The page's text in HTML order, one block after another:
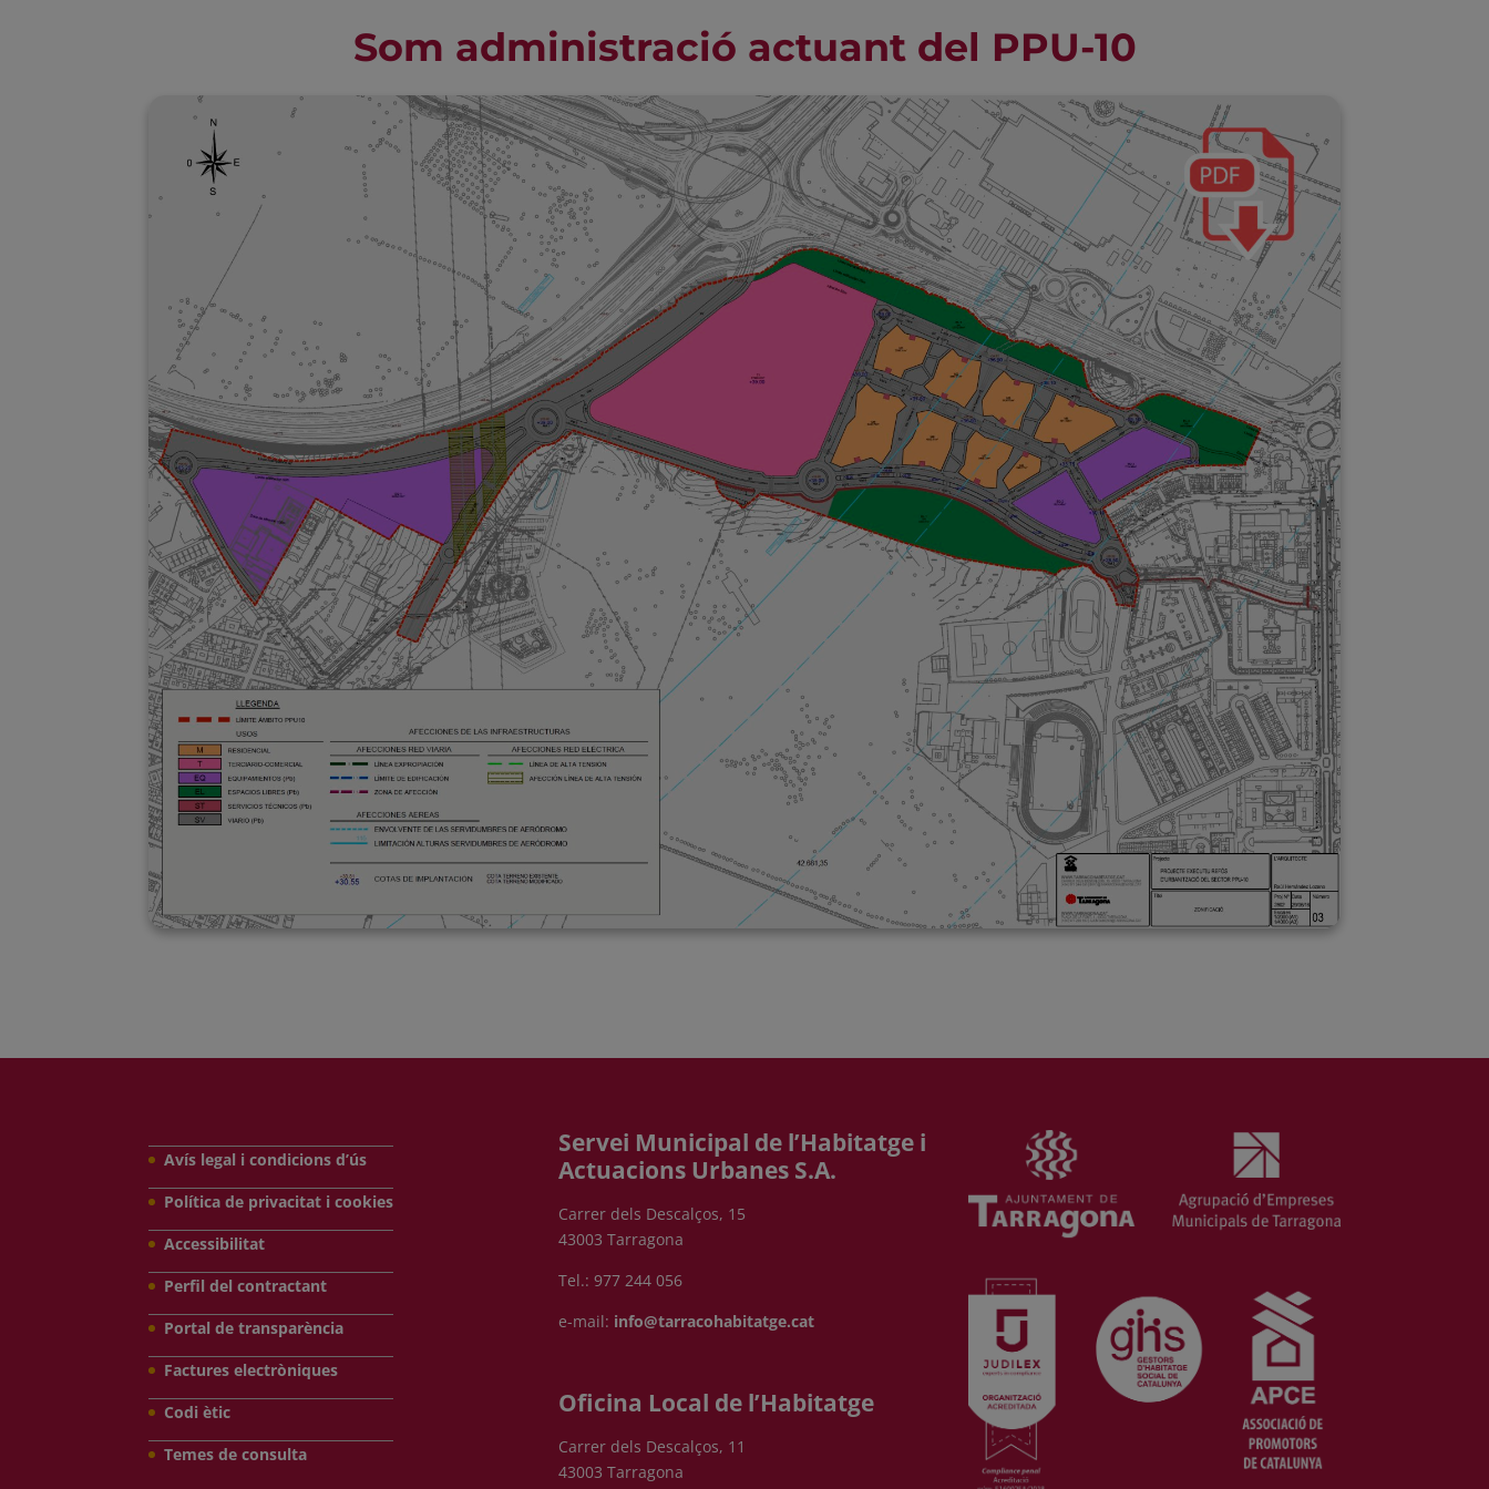
Som administració actuant del PPU-10
Avís legal i condicions d’ús
Política de privacitat i cookies
Accessibilitat
Perfil del contractant
Portal de transparència
Factures electròniques
Codi ètic
Temes de consulta
Servei Municipal de l’Habitatge i
Actuacions Urbanes S.A.
Carrer dels Descalços, 15
43003 Tarragona
Tel.: 977 244 056
e-mail: info@tarracohabitatge.cat
Oficina Local de l’Habitatge
Carrer dels Descalços, 11
43003 Tarragona